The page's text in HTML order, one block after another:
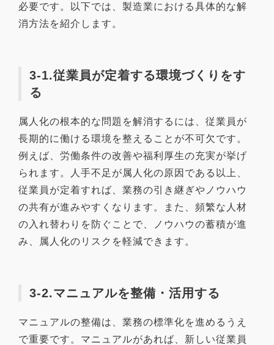
必要です。以下では、製造業における具体的な解
消方法を紹介します。
3-1.従業員が定着する環境づくりをす
る
属人化の根本的な問題を解消するには、従業員が
長期的に働ける環境を整えることが不可欠です。
例えば、労働条件の改善や福利厚生の充実が挙げ
られます。人手不足が属人化の原因である以上、
従業員が定着すれば、業務の引き継ぎやノウハウ
の共有が進みやすくなります。また、頻繁な人材
の入れ替わりを防ぐことで、ノウハウの蓄積が進
み、属人化のリスクを軽減できます。
3-2.マニュアルを整備・活用する
マニュアルの整備は、業務の標準化を進めるうえ
で重要です。マニュアルがあれば、新しい従業員